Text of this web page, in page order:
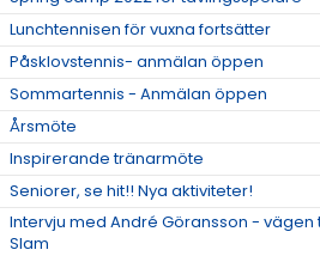
Lunchtennisen för vuxna fortsätter
Påsklovstennis- anmälan öppen
Sommartennis - Anmälan öppen
Årsmöte
Inspirerande tränarmöte
Seniorer, se hit!! Nya aktiviteter!
Intervju med André Göransson - vägen
Slam